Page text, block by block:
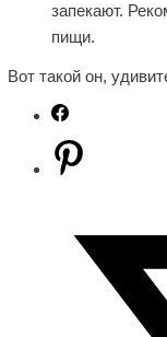
запекают.
пищи.
Вот такой он,